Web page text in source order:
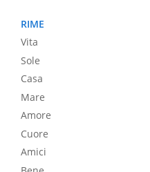
RIME
Vita
Sole
Casa
Mare
Amore
Cuore
Amici